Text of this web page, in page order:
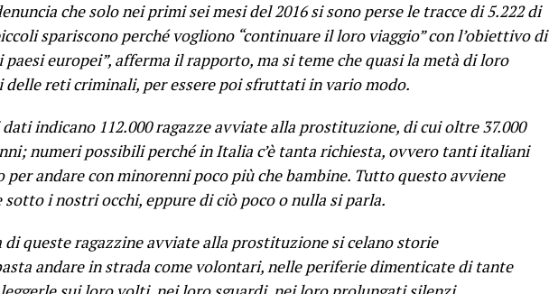
che solo nei primi sei mesi del 2016 si sono perse le tracce di 5.222 di
spariscono perché vogliono “continuare il loro viaggio” con l’obiettivo di
paesi europei”, afferma il rapporto, ma si teme che quasi la metà di loro
delle reti criminali, per essere poi sfruttati in vario modo.
indicano 112.000 ragazze avviate alla prostituzione, di cui oltre 37.000
numeri possibili perché in Italia c’è tanta richiesta, ovvero tanti italiani
per andare con minorenni poco più che bambine. Tutto questo avviene
i nostri occhi, eppure di ciò poco o nulla si parla.
di queste ragazzine avviate alla prostituzione si celano storie
andare in strada come volontari, nelle periferie dimenticate di tante